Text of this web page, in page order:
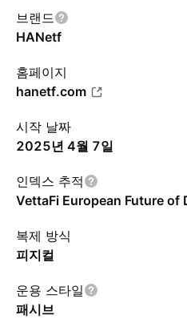
브랜드
HANetf
홈페이지
hanetf.com
시작 날짜
2025년 4월 7일
인덱스 추적
복제 방식
피지컬
운용 스타일
패시브